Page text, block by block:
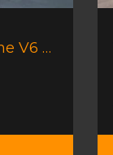
Volkswagen Amarok Highline V6 258cv